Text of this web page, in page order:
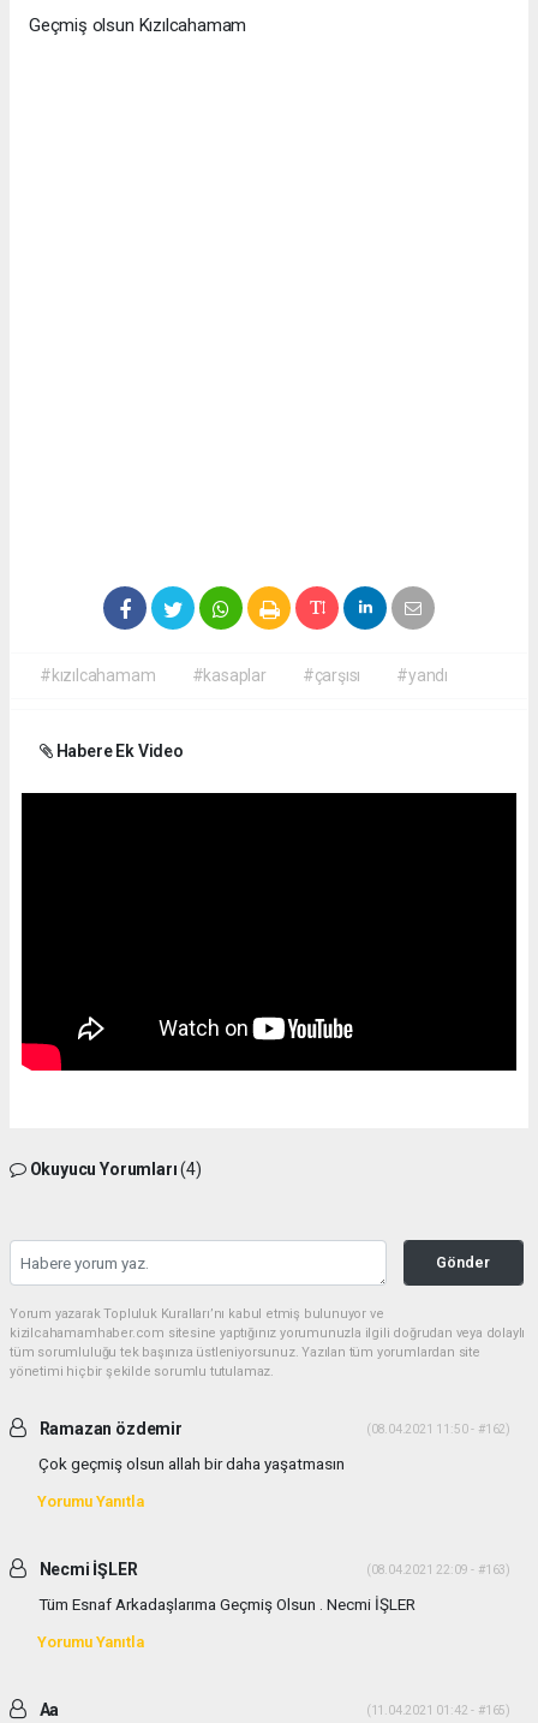
Geçmiş olsun Kızılcahamam
#kızılcahamam #kasaplar #çarşısı #yandı
Habere Ek Video
Okuyucu Yorumları(4)
Gönder
Yorum yazarak Topluluk Kuralları’nı kabul etmiş bulunuyor ve
kizilcahamamhaber.com sitesine yaptığınız yorumunuzla ilgili doğrudan veya dolaylı
tüm sorumluluğu tek başınıza üstleniyorsunuz. Yazılan tüm yorumlardan site
yönetimi hiçbir şekilde sorumlu tutulamaz.
Ramazan özdemir (08.04.2021 11:50 - #162)
Çok geçmiş olsun allah bir daha yaşatmasın
Yorumu Yanıtla
Necmi İŞLER (08.04.2021 22:09 - #163)
Tüm Esnaf Arkadaşlarıma Geçmiş Olsun . Necmi İŞLER
Yorumu Yanıtla
Aa (11.04.2021 01:42 - #165)